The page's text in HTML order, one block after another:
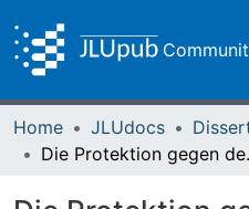
Home JLUdocs
Die Protektion